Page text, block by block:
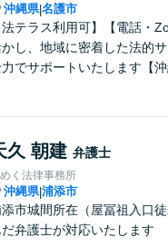
沖縄県|名護市
法テラス利用可】【電話・
し、地域に密着した法的
でサポートいたします【
久 朝建 弁護士
く法律事務所
沖縄県|浦添市
市城間所在（屋冨祖入口
だ弁護士が対応いたします